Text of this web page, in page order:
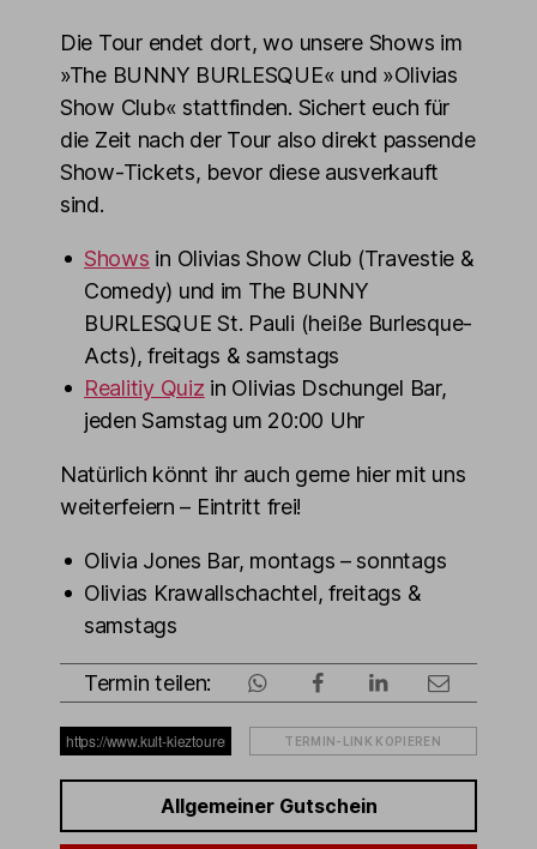
Die Tour endet dort, wo unsere Shows im
»The BUNNY BURLESQUE« und »Olivias
Show Club« stattfinden. Sichert euch für
die Zeit nach der Tour also direkt passende
Show-Tickets, bevor diese ausverkauft
sind.
Shows in Olivias Show Club (Travestie &
Comedy) und im The BUNNY
BURLESQUE St. Pauli (heiße Burlesque-
Acts), freitags & samstags
Realitiy Quiz in Olivias Dschungel Bar,
jeden Samstag um 20:00 Uhr
Natürlich könnt ihr auch gerne hier mit uns
weiterfeiern – Eintritt frei!
Olivia Jones Bar, montags – sonntags
Olivias Krawallschachtel, freitags &
samstags
Termin teilen:
TERMIN-LINK KOPIEREN
Allgemeiner Gutschein